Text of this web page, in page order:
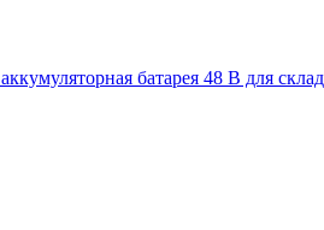
батарея 48 В для